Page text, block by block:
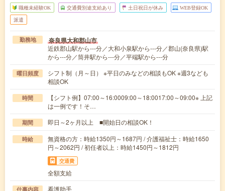
職種未経験OK 交通費別途支給あり 土日祝日が休み WEB登録OK
派遣
勤務地 奈良県大和郡山市
近鉄郡山駅から---分／大和小泉駅から---分／郡山(奈良県)駅
から---分／筒井駅から---分／平端駅から---分
曜日頻度
シフト制（月～日） ※平日のみなどの相談もOK ※週3なども
相談OK
時間
【シフト例】07:00～16:0009:00～18:0017:00～09:00※ 上記
は一例です！そ…
期間 即日～2ヶ月以上 ■開始日の相談OK！
時給
無資格の方：時給1350円～1687円 / 介護福祉士：時給1650
円～2062円 / 初任者以上：時給1450円～1812円
交通費
全額支給
仕事内容
看護助手